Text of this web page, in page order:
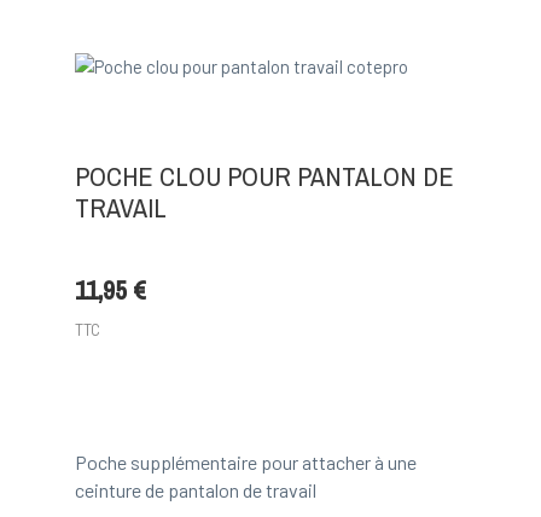
POCHE CLOU POUR PANTALON DE
TRAVAIL
11,95 €
TTC
Poche supplémentaire pour attacher à une
ceinture de pantalon de travail